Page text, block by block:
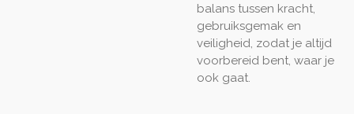
balans tussen kracht,
gebruiksgemak en
veiligheid, zodat je altijd
voorbereid bent, waar je
ook gaat.